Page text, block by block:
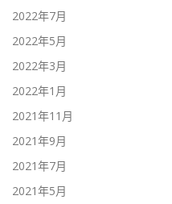
2022年7月
2022年5月
2022年3月
2022年1月
2021年11月
2021年9月
2021年7月
2021年5月